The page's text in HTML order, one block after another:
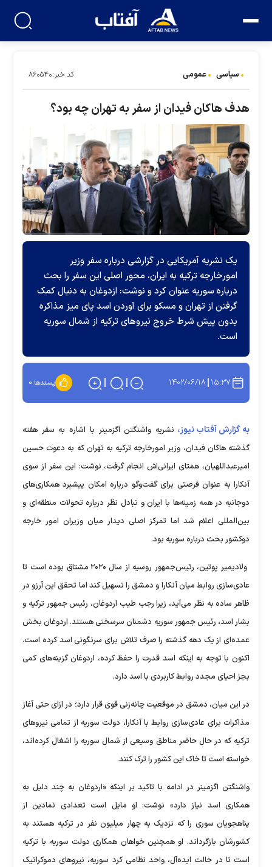
سیاسی عمومی کد خبر:۸۶۰۵۴۰
هدف هاکان فیدان از سفر به تهران چه بود؟
یک نشریه آمریکایی در گزارشی درباره سفر وزیر
امورخارجه ترکیه به ایران، محور اصلی این سفر را بحث
درباره سوریه عنوان کرد و نوشت: ازدوغان به دنبال کمک
گرفتن از تهران و مسکو برای آوردن اسد پای میز مذاکره
بدون پیش شرط خروج نیروهای ترکیه از شمال سوریه
است.
۱۵:۳۷ ۱۴۰۲/۰۶/۱۸ پسندها:۰
به گزارش آفتاب نیوز، نشریه واشنگتن اگزمینر با اشاره به سفر هفته
گذشته هاکان فیدان، وزیر امورخارجه ترکیه به تهران که به دعوت حسین
امیرعبداللهیان، همتای ایرانی‌اش انجام گرفت، نوشت: این سفر از سوی
آنکارا به ‌عنوان فرصتی برای گفت‌وگو درباره امکان پیشبرد همکاری‌های
دوجانبه در همه زمینه‌ها با ایران و تبادل نظر درباره تحولات منطقه‌ای و
بین‌المللی اعلام شد اما تمرکز اصلی دیدار میان وزیران امور خارجه
دوکشور بحث درباره سوریه بود.
ولادیمیر پوتین، رئیس‌جمهور روسیه از سال ۲۰۲۰ مشتاق بوده است تا
عادی‌سازی روابط میان آنکارا و دمشق را تسهیل کند اما تحقق این آرزو در
ظاهر ساده به نظر می‌آید، زیرا رجب طیب اردوغان، رئیس جمهور ترکیه و
بشار اسد، رئیس جمهور سوریه دشمنان سرسختی هستند. اردوغان بخش
عمده‌ای از یک دهه گذشته را صرف تلاش برای سرنگونی اسد کرده است.
اکنون با توجه به اینکه اسد قدرت را حفظ کرده، اردوغان گزینه‌های کمی
بجز احیای مجدد روابط کاربردی با اسد دارد.
در این میان، دمشق در موقعیت چانه‌زنی قوی قرار دارد؛ در ازای حتی آغاز
مذاکرات برای عادی‌سازی روابط با آنکارا، دولت سوریه از تمامی نیروهای
ترکیه که در حال حاضر مناطق وسیعی از شمال سوریه را اشغال کرده‌اند،
خواسته است تا خاک این کشور را ترک کنند.
واشنگتن اگزمینر در ادامه با تاکید بر اینکه «اردوغان به چند دلیل به
همکاری اسد نیاز دارد» نوشت: او مایل است تعدادی نمادین از
پناهجویان سوری را که نزدیک به چهار میلیون نفر در ترکیه هستند به
کشورشان بازگرداند. او همچنین خواهان همکاری دولت سوریه با ترکیه
است تا در حالت ایده‌آل، واحد نظامی کرد سوریه، نیروهای دموکراتیک